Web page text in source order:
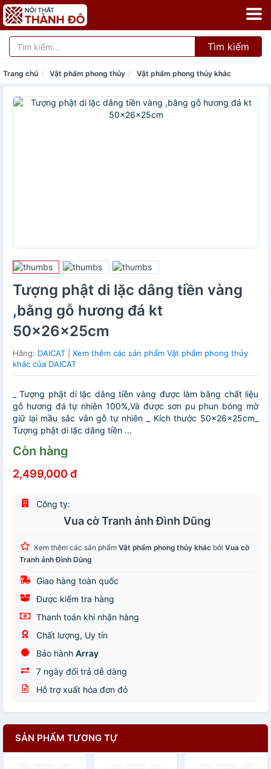
Tìm kiếm
Trang chủ Vật phẩm phong thủy Vật phẩm phong thủy khác
Tượng phật di lặc dâng tiền vàng
,bằng gỗ hương đá kt
50×26×25cm
Hãng: DAICAT
Xem thêm các sản phẩm Vật phẩm phong thủy
khác của DAICAT
_ Tượng phật di lặc dâng tiền vàng được làm bằng chất liệu
gỗ hương đá tự nhiên 100%,Và được sơn pu phun bóng mờ
giữ lại mầu sắc vân gỗ tự nhiên _ Kích thước 50×26×25cm_
Tượng phật di lặc dâng tiền ...
Còn hàng
2,499,000 đ
Công ty:
Vua cờ Tranh ảnh Đình Dũng
Xem thêm các sản phẩm Vật phẩm phong thủy khác bởi Vua cờ
Tranh ảnh Đình Dũng
Giao hàng toàn quốc
Được kiểm tra hàng
Thanh toán khi nhận hàng
Chất lượng, Uy tín
Bảo hành Array
7 ngày đổi trả dễ dàng
Hỗ trợ xuất hóa đơn đỏ
SẢN PHẨM TƯƠNG TỰ